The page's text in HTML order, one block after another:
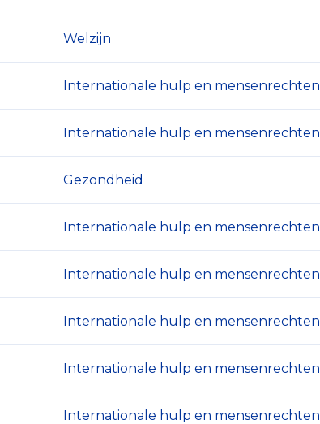
Welzijn
Internationale hulp en mensenrechten
Internationale hulp en mensenrechten
Gezondheid
Internationale hulp en mensenrechten
Internationale hulp en mensenrechten
Internationale hulp en mensenrechten
Internationale hulp en mensenrechten
Internationale hulp en mensenrechten